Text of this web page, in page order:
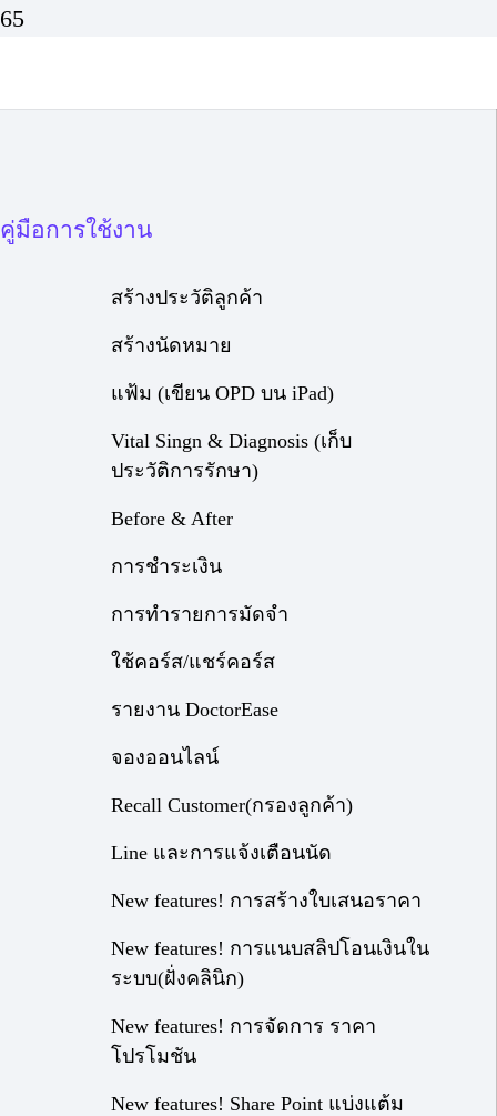
คู่มือการใช้งาน
สร้างประวัติลูกค้า
สร้างนัดหมาย
แฟ้ม (เขียน OPD บน iPad)
Vital Singn & Diagnosis (เก็บ
ประวัติการรักษา)
Before & After
การชำระเงิน
การทำรายการมัดจำ
ใช้คอร์ส/แชร์คอร์ส
รายงาน DoctorEase
จองออนไลน์
Recall Customer(กรองลูกค้า)
Line และการแจ้งเตือนนัด
New features! การสร้างใบเสนอราคา
New features! การแนบสลิปโอนเงินใน
ระบบ(ฝั่งคลินิก)
New features! การจัดการ ราคา
โปรโมชัน
New features! Share Point แบ่งแต้ม